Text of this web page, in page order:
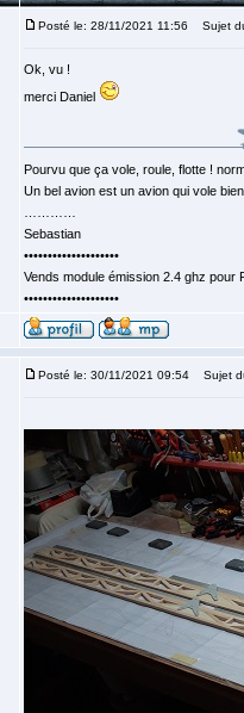
Posté le: 28/11/2021 11:56 Sujet
Ok, vu !
merci Daniel
Pourvu que ça vole, roule, flotte !
Un bel avion est un avion qui vole
Sebastian
••••••••••••••••••••
Vends module émission 2.4 ghz
••••••••••••••••••••
Posté le: 30/11/2021 09:54 Sujet